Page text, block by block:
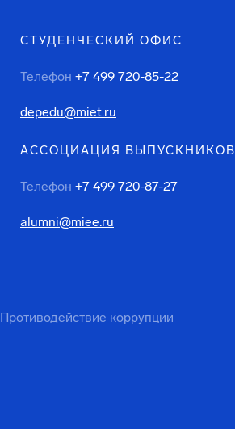
СТУДЕНЧЕСКИЙ ОФИС
Телефон +7 499 720-85-22
depedu@miet.ru
АССОЦИАЦИЯ ВЫПУСКНИКОВ
Телефон +7 499 720-87-27
alumni@miee.ru
Противодействие коррупции